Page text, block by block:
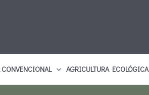
CONVENCIONAL AGRICULTURA ECOLÓGICA